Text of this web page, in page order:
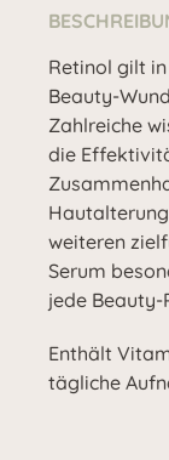
Retinol gilt
Beauty-
Zahlreiche
die
weiteren
Serum
jede
Enthält
tägliche